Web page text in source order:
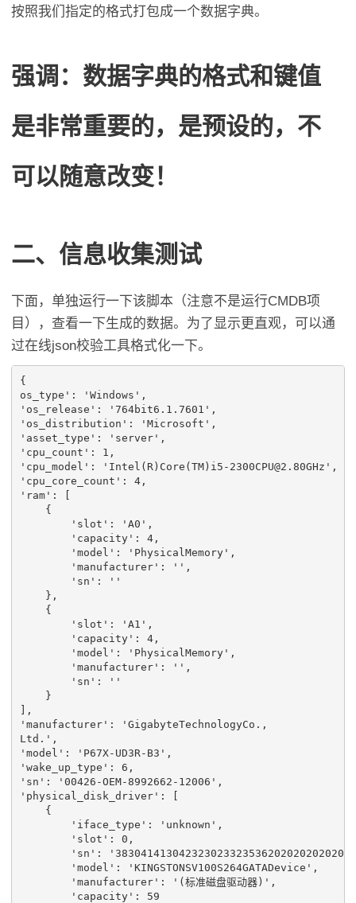
按照我们指定的格式打包成一个数据字典。
强调：数据字典的格式和键值
是非常重要的，是预设的，不
可以随意改变！
二、信息收集测试
下面，单独运行一下该脚本（注意不是运行CMDB项
目），查看一下生成的数据。为了显示更直观，可以通
过在线json校验工具格式化一下。
{
os_type ': ' Windows ',
'os_release' : '764bit6.1.7601' ,
'os_distribution' : 'Microsoft' ,
'asset_type' : 'server' ,
'cpu_count' : 1 ,
'cpu_model' : 'Intel(R)Core(TM)i5-2300CPU@2.80GHz' ,
'cpu_core_count' : 4,
'ram' :
{
'slot' : 'A0' ,
'capacity' : 4,
'model' : 'PhysicalMemory' ,
'manufacturer' : '' ,
'sn' :
''
},
{
'slot' : 'A1' ,
'capacity' : 4,
'model' : 'PhysicalMemory' ,
'manufacturer' : '' ,
'sn' :
''
}
],
'manufacturer' :
'GigabyteTechnologyCo.,
Ltd . ',
'model' : 'P67X-UD3R-B3' ,
'wake_up_type' : 6 ,
'sn' : '00426-OEM-8992662-12006' ,
'physical_disk_driver' :
{
'iface_type' : 'unknown' ,
'slot' : 0 ,
'sn' :
'model' : 'KINGSTONSV100S264GATADevice' ,
'manufacturer' : '(标准磁盘驱动器)' ,
'capacity' :
59